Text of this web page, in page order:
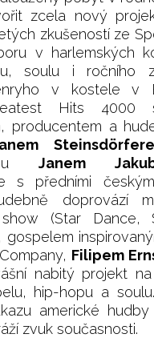
zcela nový
zkušeností ze
v harlemských
soulu i ročního
v kostele v
Hits 4000
producentem a
Janem
s předními
doprovází
show (Star Dance,
gospelem
Filipem
nabitý projekt na
hip-hopu a
americké
zvuk současnosti.